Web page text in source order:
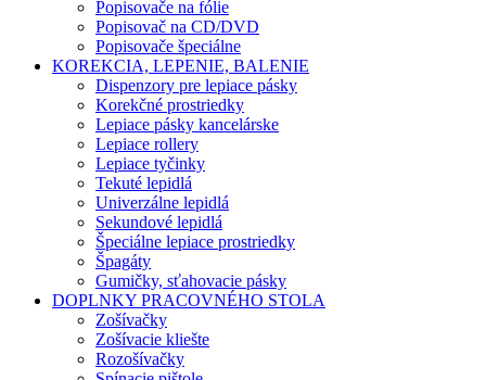
Popisovače na fólie
Popisovač na CD/DVD
Popisovače špeciálne
KOREKCIA, LEPENIE, BALENIE
Dispenzory pre lepiace pásky
Korekčné prostriedky
Lepiace pásky kancelárske
Lepiace rollery
Lepiace tyčinky
Tekuté lepidlá
Univerzálne lepidlá
Sekundové lepidlá
Špeciálne lepiace prostriedky
Špagáty
Gumičky, sťahovacie pásky
DOPLNKY PRACOVNÉHO STOLA
Zošívačky
Zošívacie kliešte
Rozošívačky